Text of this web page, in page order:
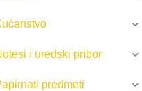
i uredski pribor
predmeti